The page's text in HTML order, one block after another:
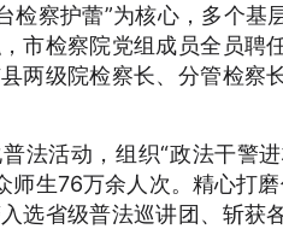
检察护蕾”为核心，多个
市检察院党组成员全员聘
两级院检察长、分管检察
法活动，组织“政法干警
师生76万余人次。精心打
选省级普法巡讲团、斩获